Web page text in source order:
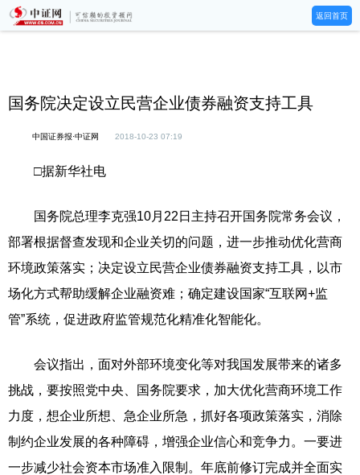
返回首页
国务院决定设立民营企业债券融资支持工具
中国证券报·中证网 2018-10-23 07:19
□据新华社电
国务院总理李克强10月22日主持召开国务院常务会议，
部署根据督查发现和企业关切的问题，进一步推动优化营商
环境政策落实；决定设立民营企业债券融资支持工具，以市
场化方式帮助缓解企业融资难；确定建设国家“互联网+监
管”系统，促进政府监管规范化精准化智能化。
会议指出，面对外部环境变化等对我国发展带来的诸多
挑战，要按照党中央、国务院要求，加大优化营商环境工作
力度，想企业所想、急企业所急，抓好各项政策落实，消除
制约企业发展的各种障碍，增强企业信心和竞争力。一要进
一步减少社会资本市场准入限制。年底前修订完成并全面实